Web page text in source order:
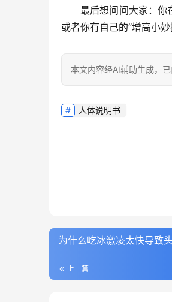
最后想问问大家：你
或者你有自己的“增高小
本文内容经AI辅助生成，
人体说明书
为什么吃冰激凌太快导致
上一篇